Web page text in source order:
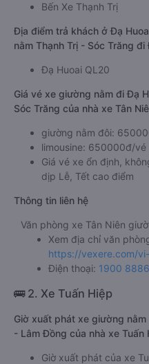
Bến Xe Thạnh Trị
Địa điểm trả khách ở Đạ
nằm Thạnh Trị - Sóc Trăng
Đạ Huoai QL20
Giá vé xe giường nằm đi Đạ
Sóc Trăng của nhà xe Tân
giường nằm đôi:
limousine: 650000đ/vé
Giá vé xe ổn định,
dịp Lễ, Tết cao điểm
Thông tin liên hệ
Văn phòng xe Tân Niên
Xem địa chỉ văn
https://vexere.com/
Điện thoại: 1900
🚌 2. Xe Tuấn Hiệp
Giờ xuất phát xe giường
- Lâm Đồng của nhà xe Tuấn
Giờ xuất phát của xe